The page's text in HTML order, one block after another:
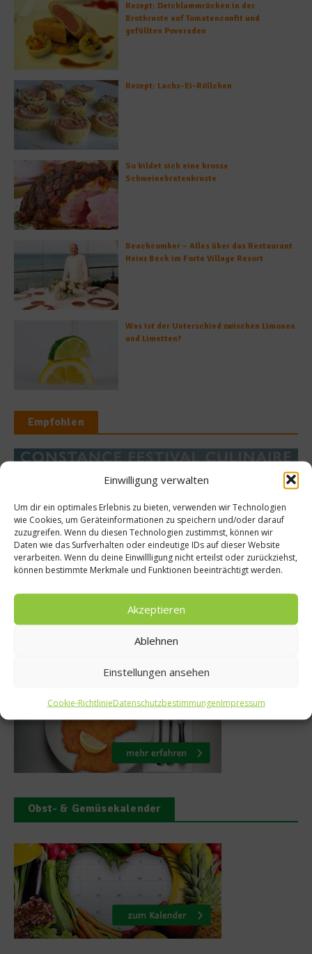
Einwilligung verwalten
Um dir ein optimales Erlebnis zu bieten, verwenden wir Technologien
wie Cookies, um Geräteinformationen zu speichern und/oder darauf
zuzugreifen. Wenn du diesen Technologien zustimmst, können wir
Daten wie das Surfverhalten oder eindeutige IDs auf dieser Website
verarbeiten. Wenn du deine Einwillligung nicht erteilst oder zurückziehst,
können bestimmte Merkmale und Funktionen beeinträchtigt werden.
Akzeptieren
Ablehnen
Einstellungen ansehen
Cookie-RichtlinieDatenschutzbestimmungenImpressum
Rezept: Deichlammrücken in der
Brotkruste auf Tomatenconfit und
gefüllten Poveraden
Rezept: Lachs-Ei-Röllchen
So bildet sich eine krosse
Schweinebratenkruste
Beachcomber – Alles über das Restaurant
Heinz Beck im Forte Village Resort
Was ist der Unterschied zwischen Limonen
und Limetten?
Empfohlen
gewinnt
Festival
Rezept:
13. Februar
Was isst Deutschland
Obst- & Gemüsekalender